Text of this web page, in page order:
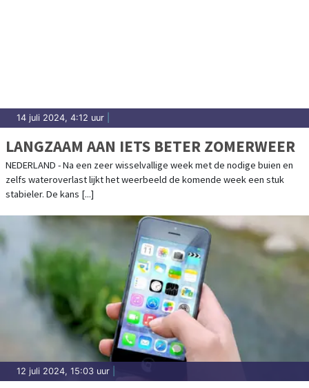
14 juli 2024, 4:12 uur
LANGZAAM AAN IETS BETER ZOMERWEER
NEDERLAND - Na een zeer wisselvallige week met de nodige buien en
zelfs wateroverlast lijkt het weerbeeld de komende week een stuk
stabieler. De kans [...]
12 juli 2024, 15:03 uur